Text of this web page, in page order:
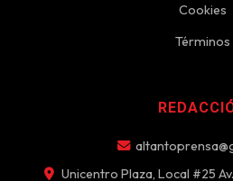
Cookies
Términos
Unicentro Plaza, Local #25